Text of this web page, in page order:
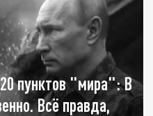
пунктов "мира": В
Всё правда,